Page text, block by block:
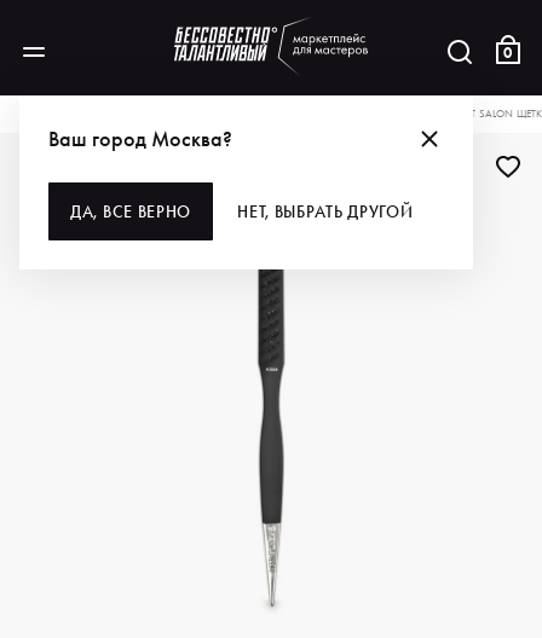
0
Ваш город Москва?
ДА, ВСЕ ВЕРНО НЕТ, ВЫБРАТЬ ДРУГОЙ
KENT SALON